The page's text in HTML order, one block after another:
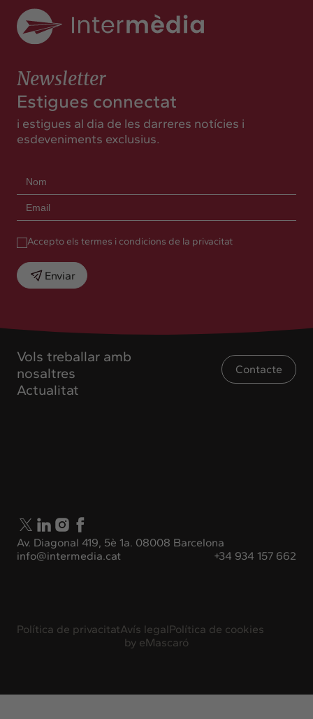
Vols treballar amb
nosaltres
Actualitat
Contacte
Av. Diagonal 419, 5è 1a. 08008 Barcelona
info@intermedia.cat
+34 934 157 662
Newsletter
Estigues connectat
i estigues al dia de les darreres notícies i
esdeveniments exclusius.
Accepto els termes i condicions de la privacitat
Enviar
Política de privacitatAvís legalPolítica de cookies
by eMascaró